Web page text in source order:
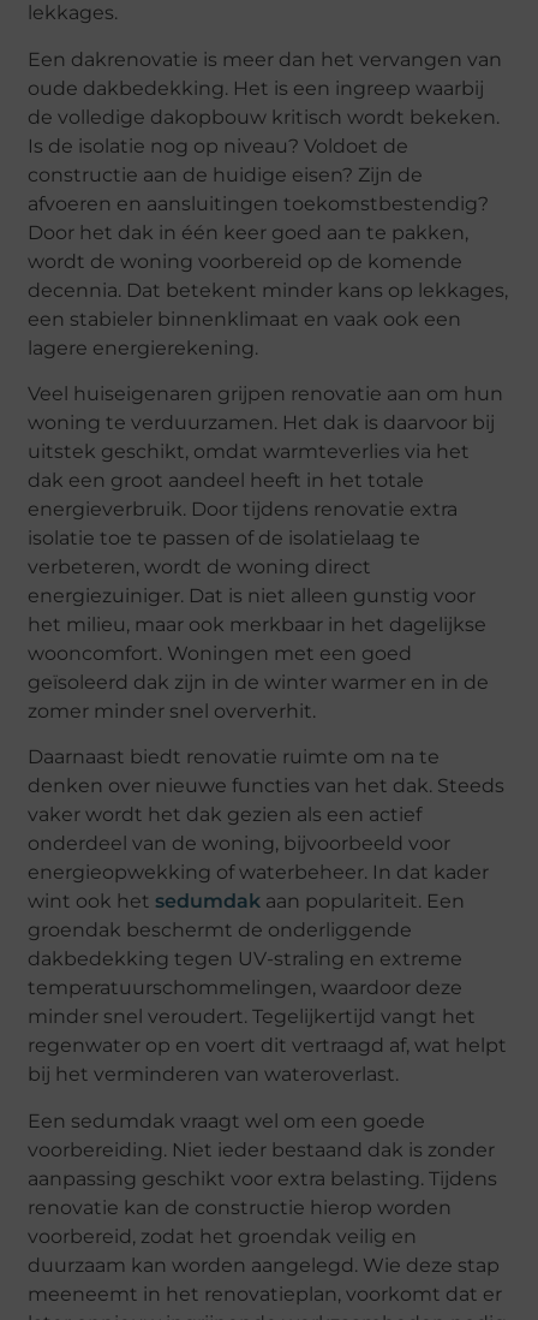
lekkages.
Een dakrenovatie is meer dan het vervangen van
oude dakbedekking. Het is een ingreep waarbij
de volledige dakopbouw kritisch wordt bekeken.
Is de isolatie nog op niveau? Voldoet de
constructie aan de huidige eisen? Zijn de
afvoeren en aansluitingen toekomstbestendig?
Door het dak in één keer goed aan te pakken,
wordt de woning voorbereid op de komende
decennia. Dat betekent minder kans op lekkages,
een stabieler binnenklimaat en vaak ook een
lagere energierekening.
Veel huiseigenaren grijpen renovatie aan om hun
woning te verduurzamen. Het dak is daarvoor bij
uitstek geschikt, omdat warmteverlies via het
dak een groot aandeel heeft in het totale
energieverbruik. Door tijdens renovatie extra
isolatie toe te passen of de isolatielaag te
verbeteren, wordt de woning direct
energiezuiniger. Dat is niet alleen gunstig voor
het milieu, maar ook merkbaar in het dagelijkse
wooncomfort. Woningen met een goed
geïsoleerd dak zijn in de winter warmer en in de
zomer minder snel oververhit.
Daarnaast biedt renovatie ruimte om na te
denken over nieuwe functies van het dak. Steeds
vaker wordt het dak gezien als een actief
onderdeel van de woning, bijvoorbeeld voor
energieopwekking of waterbeheer. In dat kader
wint ook het sedumdak aan populariteit. Een
groendak beschermt de onderliggende
dakbedekking tegen UV-straling en extreme
temperatuurschommelingen, waardoor deze
minder snel veroudert. Tegelijkertijd vangt het
regenwater op en voert dit vertraagd af, wat helpt
bij het verminderen van wateroverlast.
Een sedumdak vraagt wel om een goede
voorbereiding. Niet ieder bestaand dak is zonder
aanpassing geschikt voor extra belasting. Tijdens
renovatie kan de constructie hierop worden
voorbereid, zodat het groendak veilig en
duurzaam kan worden aangelegd. Wie deze stap
meeneemt in het renovatieplan, voorkomt dat er